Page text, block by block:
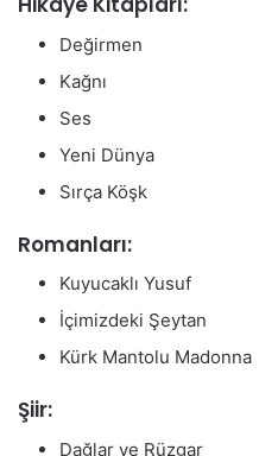
Değirmen
Kağnı
Ses
Yeni Dünya
Sırça Köşk
Romanları:
Kuyucaklı Yusuf
İçimizdeki Şeytan
Kürk Mantolu Madonna
Şiir:
Dağlar ve Rüzgar